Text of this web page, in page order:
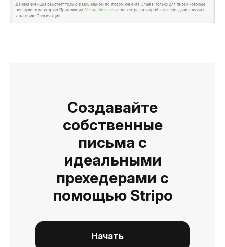
Создавайте
собственные
письма с
идеальными
прехедерами с
помощью Stripo
Начать